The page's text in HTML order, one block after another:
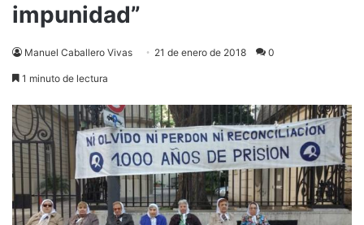
impunidad”
Manuel Caballero Vivas 21 de enero de 2018 0
1 minuto de lectura